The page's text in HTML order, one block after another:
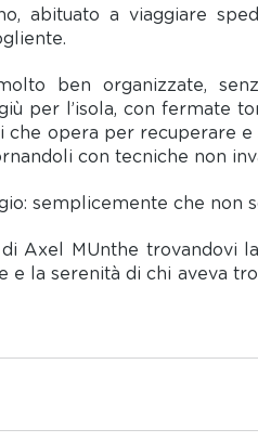
abituato a viaggiare
ben organizzate,
per l’isola, con fermate
che opera per recuperare
con tecniche non
semplicemente che non
Axel MUnthe trovandovi
e la serenità di chi aveva